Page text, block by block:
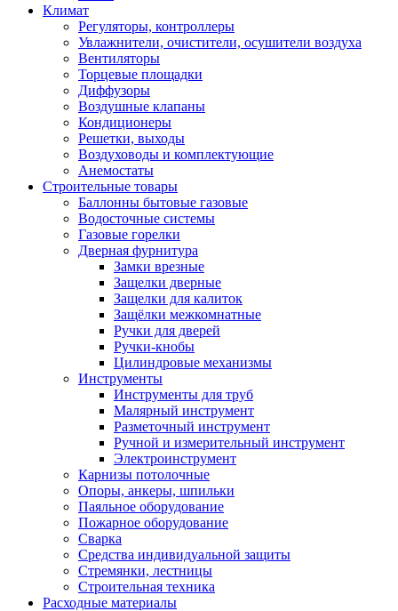
Климат
Регуляторы, контроллеры
Увлажнители, очистители, осушители воздуха
Вентиляторы
Торцевые площадки
Диффузоры
Воздушные клапаны
Кондиционеры
Решетки, выходы
Воздуховоды и комплектующие
Анемостаты
Строительные товары
Баллонны бытовые газовые
Водосточные системы
Газовые горелки
Дверная фурнитура
Замки врезные
Защелки дверные
Защелки для калиток
Защёлки межкомнатные
Ручки для дверей
Ручки-кнобы
Цилиндровые механизмы
Инструменты
Инструменты для труб
Малярный инструмент
Разметочный инструмент
Ручной и измерительный инструмент
Электроинструмент
Карнизы потолочные
Опоры, анкеры, шпильки
Паяльное оборудование
Пожарное оборудование
Сварка
Средства индивидуальной защиты
Стремянки, лестницы
Строительная техника
Расходные материалы